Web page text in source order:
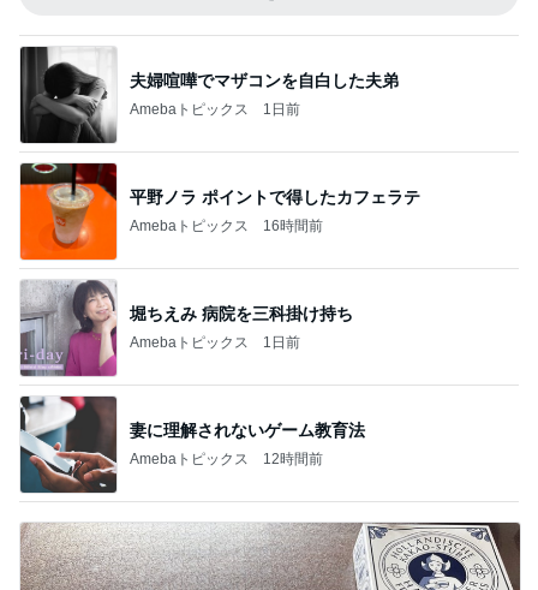
夫婦喧嘩でマザコンを自白した夫弟
Amebaトピックス 1日前
平野ノラ ポイントで得したカフェラテ
Amebaトピックス 16時間前
堀ちえみ 病院を三科掛け持ち
Amebaトピックス 1日前
妻に理解されないゲーム教育法
Amebaトピックス 12時間前